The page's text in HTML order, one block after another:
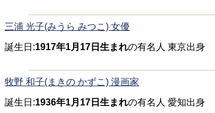
三浦 光子(みうら みつこ) 女優
誕生日:1917年1月17日生まれの有名人 東京出身
牧野 和子(まきの かずこ) 漫画家
誕生日:1936年1月17日生まれの有名人 愛知出身